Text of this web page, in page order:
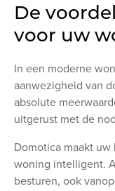
De
voor uw
In een moderne
aanwezigheid van
absolute
uitgerust met de
Domotica maakt
woning intelligent.
besturen, ook